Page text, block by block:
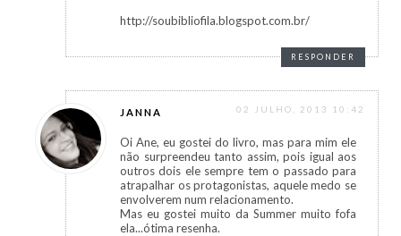
http://soubibliofila.blogspot.com.br/
RESPONDER
JANNA 02 JULHO, 2013 10:42
Oi Ane, eu gostei do livro, mas para mim ele
não surpreendeu tanto assim, pois igual aos
outros dois ele sempre tem o passado para
atrapalhar os protagonistas, aquele medo se
envolverem num relacionamento.
Mas eu gostei muito da Summer muito fofa
ela...ótima resenha.